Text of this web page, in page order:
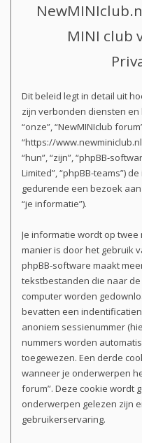
MINI club
Dit beleid legt in detail uit
zijn verbonden diensten en
“onze”, “NewMINIclub
“https://
“hun”, “zijn”, “phpBB-
Limited”, “phpBB-teams”)
gedurende een bezoek
“je informatie”).
Je informatie wordt op
manier is door het gebruik
phpBB-software maakt
tekstbestanden die naar
computer worden
bevatten een
anoniem sessienummer
nummers worden
toegewezen. Een derde
wanneer je onderwerpen
forum”. Deze cookie wordt
onderwerpen gelezen zijn
gebruikerservaring.